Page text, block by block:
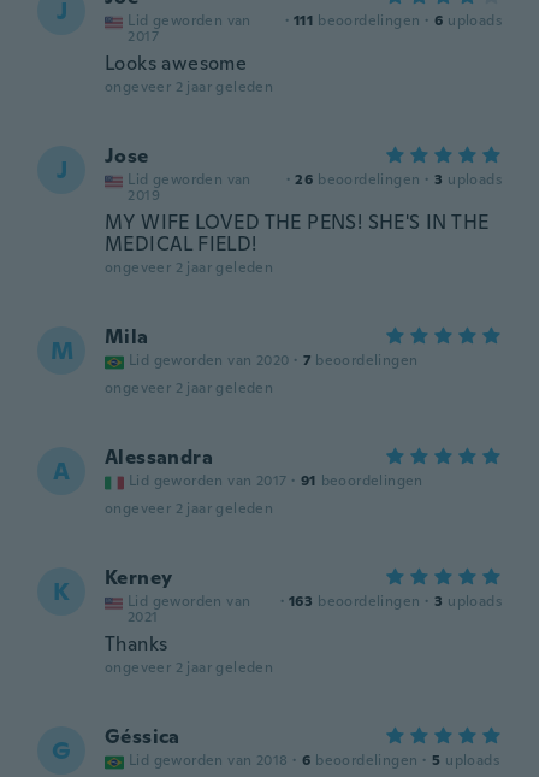
J
Lid geworden van
2017
· 111 beoordelingen · 6 uploads
Looks awesome
ongeveer 2 jaar geleden
J Jose
Lid geworden van
2019
· 26 beoordelingen · 3 uploads
MY WIFE LOVED THE PENS! SHE'S IN THE
MEDICAL FIELD!
ongeveer 2 jaar geleden
M Mila
Lid geworden van 2020 · 7 beoordelingen
ongeveer 2 jaar geleden
A Alessandra
Lid geworden van 2017 · 91 beoordelingen
ongeveer 2 jaar geleden
K Kerney
Lid geworden van
2021
· 163 beoordelingen · 3 uploads
Thanks
ongeveer 2 jaar geleden
G Géssica
Lid geworden van 2018 · 6 beoordelingen · 5 uploads